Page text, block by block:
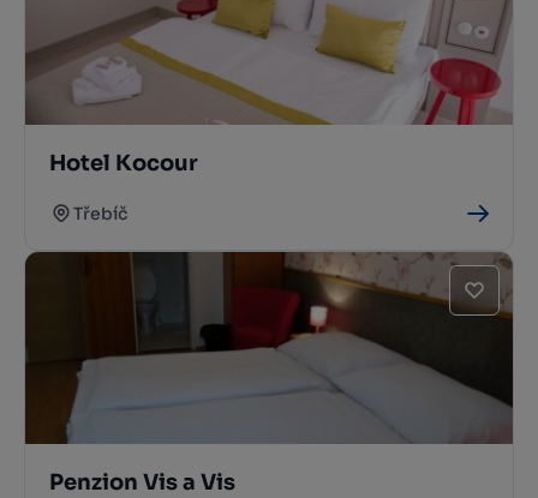
Hotel Kocour
Třebíč
Penzion Vis a Vis